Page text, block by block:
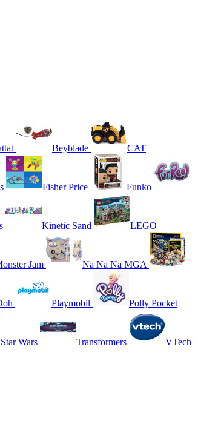
Beyblade CAT
Fisher Price Funko
Kinetic Sand LEGO
Jam Na Na Na MGA
Playmobil Polly Pocket
Star Wars Transformers VTech